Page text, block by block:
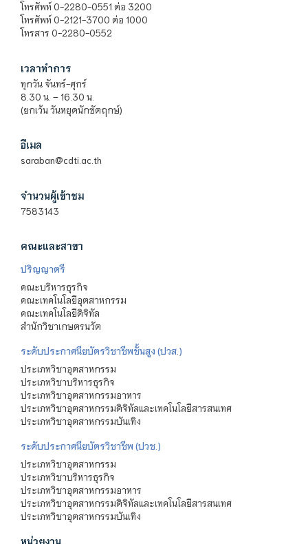
โทรศัพท์ 0-2280-0551 ต่อ 3200
โทรศัพท์ 0-2121-3700 ต่อ 1000
โทรสาร 0-2280-0552
เวลาทำการ
ทุกวัน จันทร์-ศุกร์
8.30 น. – 16.30 น.
(ยกเว้น วันหยุดนักขัตฤกษ์)
อีเมล
saraban@cdti.ac.th
จำนวนผู้เข้าชม
7583143
คณะและสาขา
ปริญญาตรี
คณะบริหารธุรกิจ
คณะเทคโนโลยีอุตสาหกรรม
คณะเทคโนโลยีดิจิทัล
สำนักวิชาเกษตรนวัต
ระดับประกาศนียบัตรวิชาชีพชั้นสูง (ปวส.)
ประเภทวิชาอุตสาหกรรม
ประเภทวิชาบริหารธุรกิจ
ประเภทวิชาอุตสาหกรรมอาหาร
ประเภทวิชาอุตสาหกรรมดิจิทัลและเทคโนโลยีสารสนเทศ
ประเภทวิชาอุตสาหกรรมบันเทิง
ระดับประกาศนียบัตรวิชาชีพ (ปวช.)
ประเภทวิชาอุตสาหกรรม
ประเภทวิชาบริหารธุรกิจ
ประเภทวิชาอุตสาหกรรมอาหาร
ประเภทวิชาอุตสาหกรรมดิจิทัลและเทคโนโลยีสารสนเทศ
ประเภทวิชาอุตสาหกรรมบันเทิง
หน่วยงาน